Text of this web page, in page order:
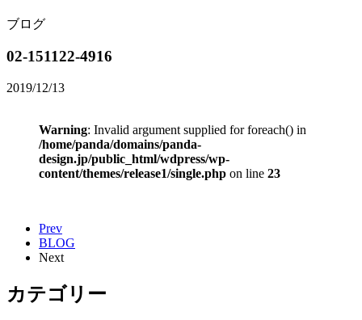
ブログ
02-151122-4916
2019/12/13
Warning: Invalid argument supplied for foreach() in
/home/panda/domains/panda-
design.jp/public_html/wdpress/wp-
content/themes/release1/single.php on line 23
Prev
BLOG
Next
カテゴリー